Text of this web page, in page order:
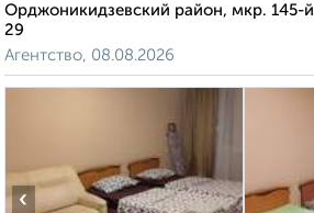
Орджоникидзевский район, мкр. 145-
29
Агентство, 08.08.2026
‹